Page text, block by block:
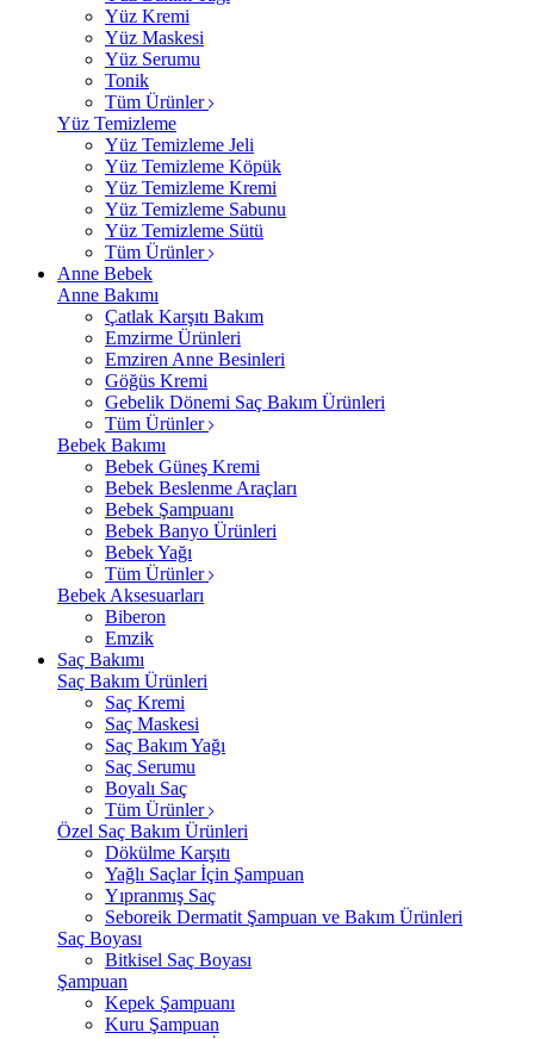
Yüz Kremi
Yüz Maskesi
Yüz Serumu
Tonik
Tüm Ürünler
Yüz Temizleme
Yüz Temizleme Jeli
Yüz Temizleme Köpük
Yüz Temizleme Kremi
Yüz Temizleme Sabunu
Yüz Temizleme Sütü
Tüm Ürünler
Anne Bebek
Anne Bakımı
Çatlak Karşıtı Bakım
Emzirme Ürünleri
Emziren Anne Besinleri
Göğüs Kremi
Gebelik Dönemi Saç Bakım Ürünleri
Tüm Ürünler
Bebek Bakımı
Bebek Güneş Kremi
Bebek Beslenme Araçları
Bebek Şampuanı
Bebek Banyo Ürünleri
Bebek Yağı
Tüm Ürünler
Bebek Aksesuarları
Biberon
Emzik
Saç Bakımı
Saç Bakım Ürünleri
Saç Kremi
Saç Maskesi
Saç Bakım Yağı
Saç Serumu
Boyalı Saç
Tüm Ürünler
Özel Saç Bakım Ürünleri
Dökülme Karşıtı
Yağlı Saçlar İçin Şampuan
Yıpranmış Saç
Seboreik Dermatit Şampuan ve Bakım Ürünleri
Saç Boyası
Bitkisel Saç Boyası
Şampuan
Kepek Şampuanı
Kuru Şampuan